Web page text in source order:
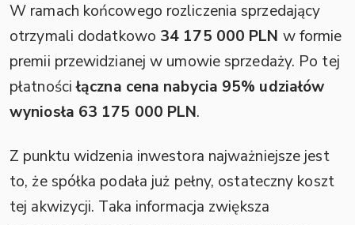
W ramach końcowego rozliczenia sprzedający
otrzymali dodatkowo 34 175 000 PLN w formie
premii przewidzianej w umowie sprzedaży. Po tej
płatnościłączna cena nabycia 95% udziałów
wyniosła 63 175 000 PLN.
Z punktu widzenia inwestora najważniejsze jest
to, że spółka podała już pełny, ostateczny koszt
tej akwizycji. Taka informacja zwiększa